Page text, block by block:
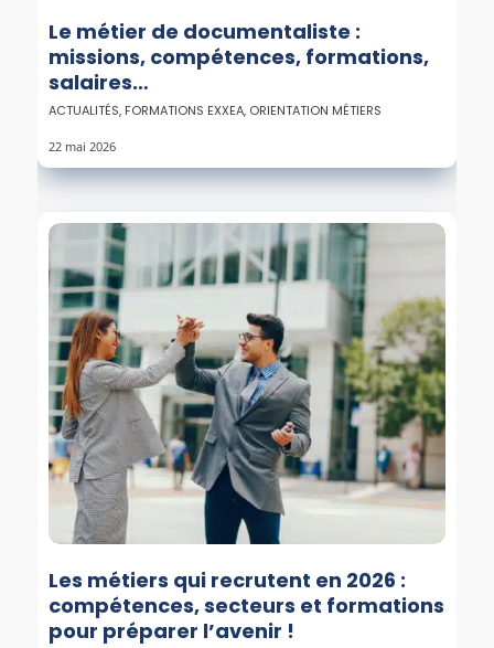
Le métier de documentaliste :
missions, compétences, formations,
salaires…
ACTUALITÉS, FORMATIONS EXXEA, ORIENTATION MÉTIERS
22 mai 2026
Les métiers qui recrutent en 2026 :
compétences, secteurs et formations
pour préparer l’avenir !